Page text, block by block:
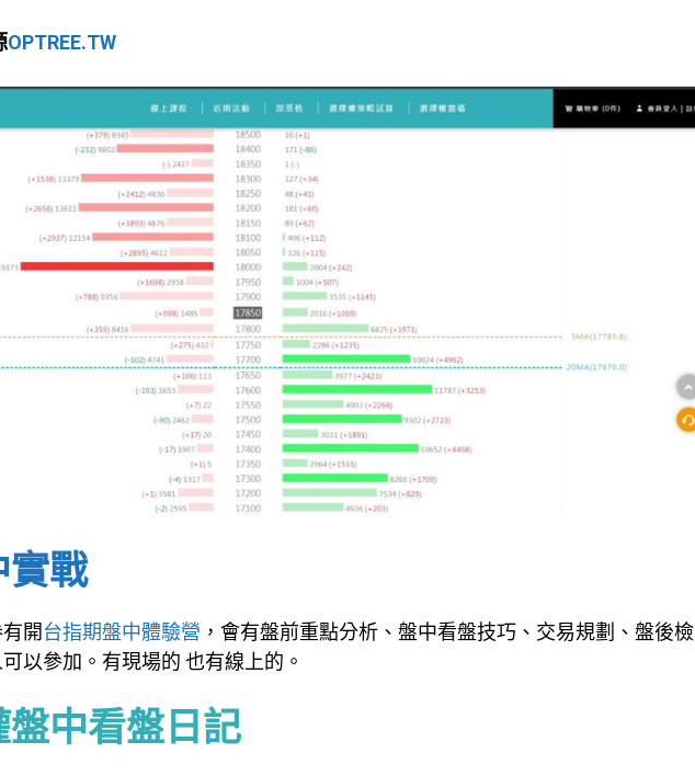
OPTREE.TW
實戰
開台指期盤中體驗營 ，會有盤前重點分析、盤中看盤技巧、交易規劃、盤後檢
以參加。有現場的 也有線上的。
中看盤日記